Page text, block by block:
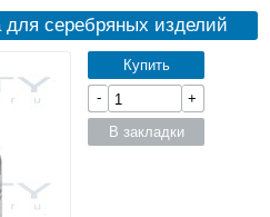
серебряных изделий
Купить
-
+
В закладки